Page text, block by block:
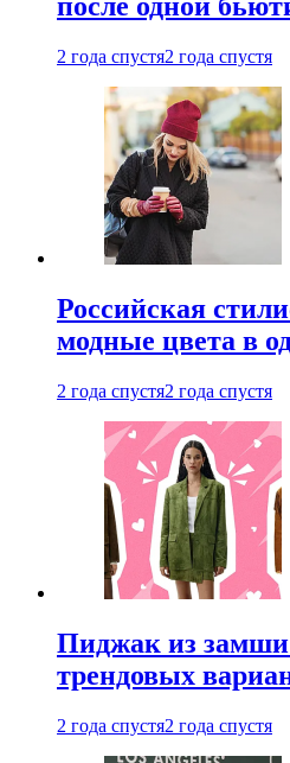
2 года спустя2 года спустя
Российская
модные цвета в
2 года спустя2 года спустя
Пиджак из
трендовых
2 года спустя2 года спустя